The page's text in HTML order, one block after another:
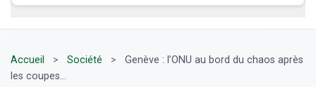
Accueil > Société >
Genève : l’ONU au bord du chaos après
les coupes...